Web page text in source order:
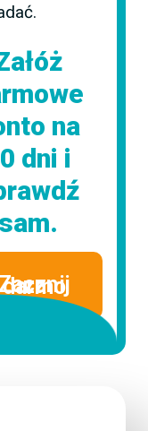
na
dni i
sam.
Zacznij za darmo